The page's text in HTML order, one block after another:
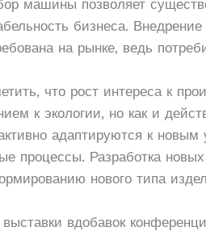
машины позволяет
бизнеса.
на рынке, ведь
что рост интереса к
к экологии, но как и
адаптируются к
процессы. Разработка
нового типа
вдобавок